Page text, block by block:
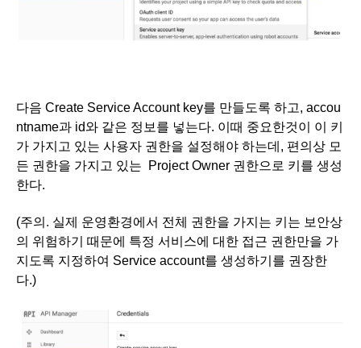
다음 Create Service Account key를 만들도록 하고, accou
ntname과 id와 같은 정보를 넣는다. 이때 중요한것이 이 키
가 가지고 있는 사용자 권한을 설정해야 하는데, 편의상 모
든 권한을 가지고 있는  Project Owner 권한으로 키를 생성
한다.
(주의. 실제 운영환경에서 전체 권한을 가지는 키는 보안상
의 위험하기 때문에 특정 서비스에 대한 접근 권한만을 가
지도록 지정하여 Service account를 생성하기를 권장한
다.)